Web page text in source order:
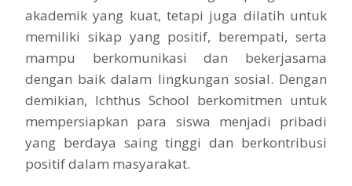
akademik yang kuat, tetapi juga dilatih untuk
memiliki sikap yang positif, berempati, serta
mampu berkomunikasi dan bekerjasama
dengan baik dalam lingkungan sosial. Dengan
demikian, Ichthus School berkomitmen untuk
mempersiapkan para siswa menjadi pribadi
yang berdaya saing tinggi dan berkontribusi
positif dalam masyarakat.